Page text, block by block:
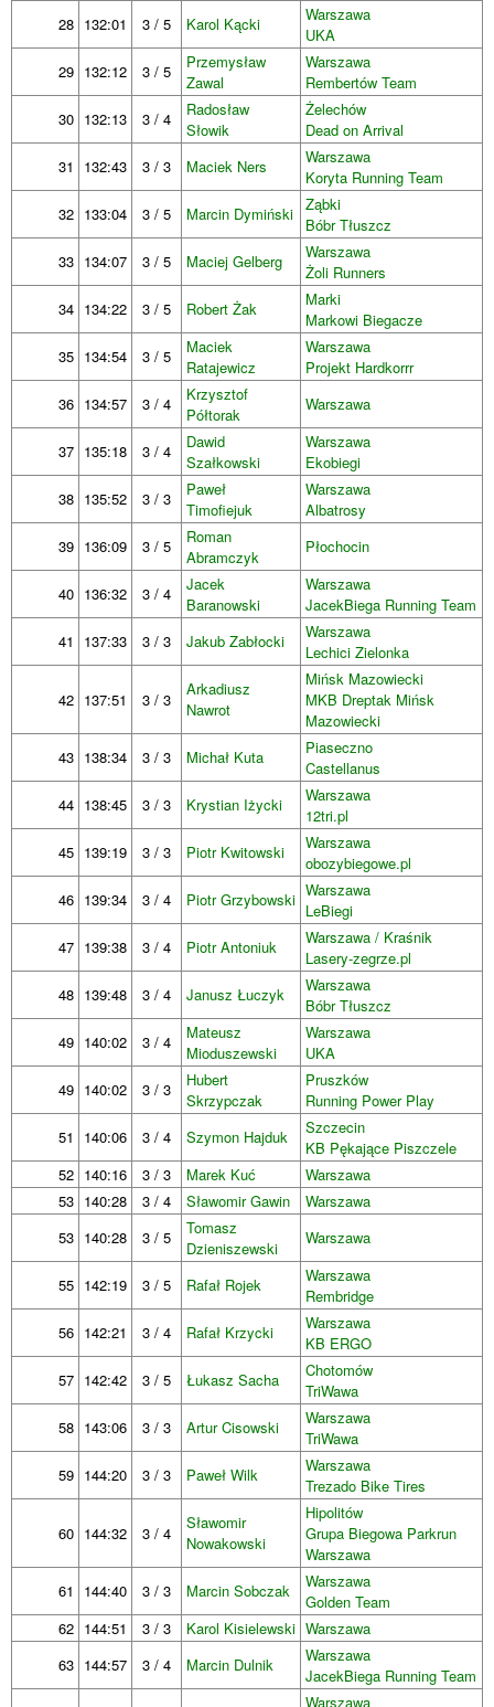
28 132:01 3 / 5 Karol Kącki
Warszawa
UKA
29 132:12 3 / 5
Przemysław
Zawal
Warszawa
Rembertów Team
30 132:13 3 / 4
Radosław
Słowik
Żelechów
Dead on Arrival
31
132:43 3 / 3 Maciek Ners
Warszawa
Koryta Running Team
32 133:04 3 / 5 Marcin Dymiński Ząbki
Bóbr Tłuszcz
33 134:07 3 / 5 Maciej Gelberg
Warszawa
Żoli Runners
34 134:22 3 / 5 Robert Żak
Marki
Markowi Biegacze
35 134:54 3 / 5
Maciek
Ratajewicz
Warszawa
Projekt Hardkorrr
36 134:57 3 / 4
Krzysztof
Półtorak
Warszawa
37 135:18 3 / 4
Dawid
Szałkowski
Warszawa
Ekobiegi
38 135:52 3 / 3
Paweł
Timofiejuk
Warszawa
Albatrosy
39 136:09 3 / 5
Roman
Abramczyk
Płochocin
40 136:32 3 / 4
Jacek
Baranowski
Warszawa
JacekBiega Running Team
41
137:33 3 / 3 Jakub Zabłocki
Warszawa
Lechici Zielonka
42 137:51 3 / 3
Arkadiusz
Nawrot
Mińsk Mazowiecki
MKB Dreptak Mińsk
Mazowiecki
43 138:34 3 / 3 Michał Kuta
Piaseczno
Castellanus
44 138:45 3 / 3 Krystian Iżycki
Warszawa
12tri.pl
45 139:19 3 / 3 Piotr Kwitowski
Warszawa
obozybiegowe.pl
46 139:34 3 / 4 Piotr Grzybowski Warszawa
LeBiegi
47 139:38 3 / 4 Piotr Antoniuk
Warszawa / Kraśnik
Lasery-zegrze.pl
48 139:48 3 / 4 Janusz Łuczyk
Warszawa
Bóbr Tłuszcz
49 140:02 3 / 4
Mateusz
Mioduszewski
Warszawa
UKA
49 140:02 3 / 3
Hubert
Skrzypczak
Pruszków
Running Power Play
51
140:06 3 / 4 Szymon Hajduk
Szczecin
KB Pękające Piszczele
52 140:16 3 / 3 Marek Kuć
Warszawa
53 140:28 3 / 4 Sławomir Gawin
Warszawa
53 140:28 3 / 5
Tomasz
Dzieniszewski
Warszawa
55 142:19 3 / 5 Rafał Rojek
Warszawa
Rembridge
56 142:21 3 / 4 Rafał Krzycki
Warszawa
KB ERGO
57 142:42 3 / 5 Łukasz Sacha
Chotomów
TriWawa
58 143:06 3 / 3 Artur Cisowski
Warszawa
TriWawa
59 144:20 3 / 3 Paweł Wilk
Warszawa
Trezado Bike Tires
60 144:32 3 / 4
Sławomir
Nowakowski
Hipolitów
Grupa Biegowa Parkrun
Warszawa
61
144:40 3 / 3 Marcin Sobczak
Warszawa
Golden Team
62 144:51 3 / 3 Karol Kisielewski Warszawa
63 144:57 3 / 4 Marcin Dulnik
Warszawa
JacekBiega Running Team
Warszawa